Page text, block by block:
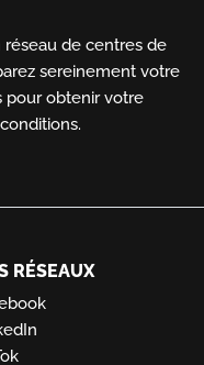
de centres de
sereinement votre
pour obtenir votre
RÉSEAUX